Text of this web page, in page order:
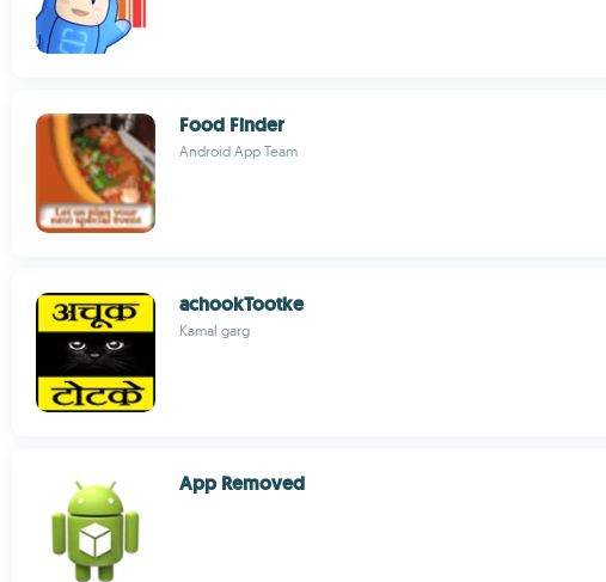
Food Finder
Android App Team
achookTootke
Kamal garg
App Removed